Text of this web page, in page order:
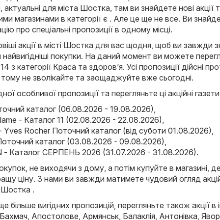
для міста Шостка, там ви знайдете нові акції
магазинами в категорії є . Але це ще не все. Ви
про спеціальні пропозиції в одному місці.
акції в місті Шостка для вас щодня, щоб ви завжди
покупки. На даний момент ви можете
14 з категорії Краса та здоров’я. Усі пропозиції дійсні
не зволікайте та заощаджуйте вже сьогодні.
особливої пропозиції та перегляньте ці акційні газети
каталог (06.08.2026 - 19.08.2026),
- Каталог 11 (02.08.2026 - 22.08.2026),
Yves Rocher Поточний каталог (від суботи 01.08.2026),
каталог (03.08.2026 - 09.08.2026),
- Каталог СЕРПЕНЬ 2026 (31.07.2026 - 31.08.2026).
не виходячи з дому, а потім купуйте в магазині,
ціну. З нами ви завжди матимете чудовий огляд
Шостка .
більше вигідних пропозицій, перегляньте також акції в
Бахмач, Апостолове, Армянськ, Балаклія, Антонівка,